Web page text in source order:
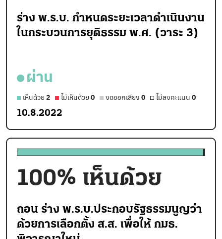
ร่าง พ.ร.บ. กำหนดระยะเวลาดำเนินงาน
ในกระบวนการยุติธรรม พ.ศ. (วาระ 3)
ผ่าน
เห็นด้วย 2 ไม่เห็นด้วย 0 งดออกเสียง 0 ไม่ลงคะแนน 0
10.8.2022
100% เห็นด้วย
ถอน ร่าง พ.ร.บ.ประกอบรัฐธรรมนูญว่า
ด้วยการเลือกตั้ง ส.ส. เพื่อให้ กมธ.